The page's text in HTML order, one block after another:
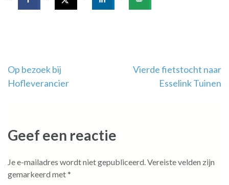
Bericht
navigatie
Op bezoek bij
Hofleverancier
Vierde fietstocht naar
Esselink Tuinen
Geef een reactie
Je e-mailadres wordt niet gepubliceerd. Vereiste velden zijn
gemarkeerd met*